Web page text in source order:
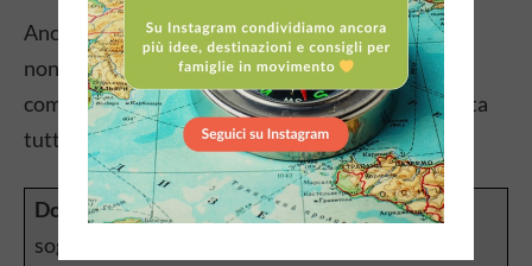
Anche se il centro storico è abbastanza raccolto e
non servono i mezzi per spostarsi, si cammina
comunque parecchio per visitare in mezza giornata
tutte queste attrazioni.
Dove abbiamo soggiornato: per il nostro
soggiorno a Viterbo, abbiamo optato per la